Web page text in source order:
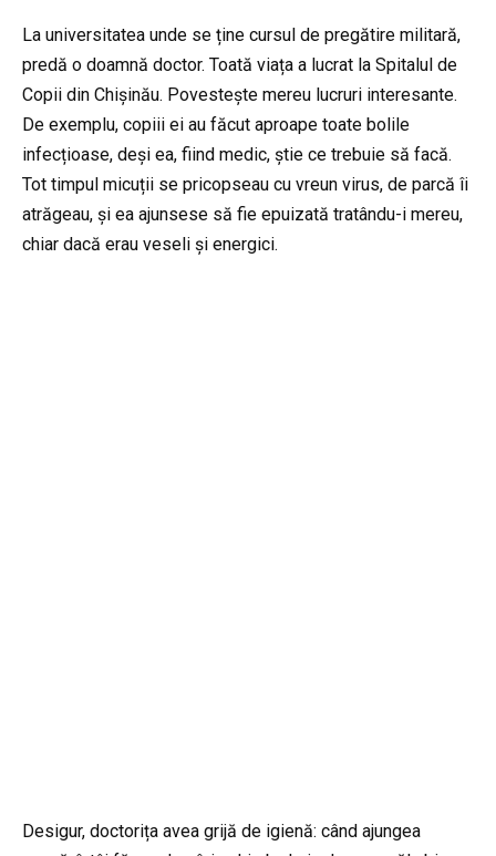
La universitatea unde se ține cursul de pregătire militară,
predă o doamnă doctor. Toată viața a lucrat la Spitalul de
Copii din Chișinău. Povestește mereu lucruri interesante.
De exemplu, copiii ei au făcut aproape toate bolile
infecțioase, deși ea, fiind medic, știe ce trebuie să facă.
Tot timpul micuții se pricopseau cu vreun virus, de parcă îi
atrăgeau, și ea ajunsese să fie epuizată tratându-i mereu,
chiar dacă erau veseli și energici.
Desigur, doctorița avea grijă de igienă: când ajungea